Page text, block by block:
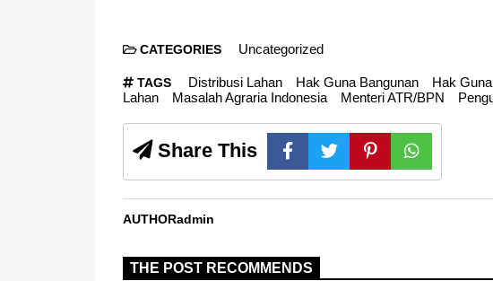
CATEGORIES Uncategorized
TAGS Distribusi Lahan Hak Guna Bangunan Hak
Lahan
Masalah Agraria Indonesia Menteri ATR/BPN
Share This
AUTHORadmin
THE POST RECOMMENDS